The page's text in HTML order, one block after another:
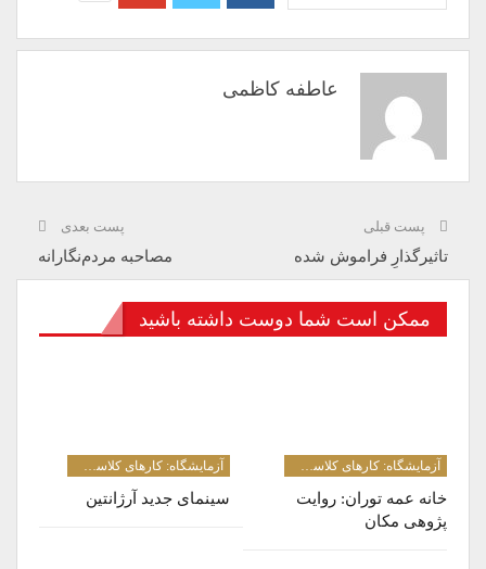
عاطفه کاظمی
پست قبلی
تاثیرگذارِ فراموش شده
پست بعدی
مصاحبه مردم‌نگارانه
ممکن است شما دوست داشته باشید
آزمایشگاه: کارهای کلاسی دانشجویان کارشناسی ارشد و دکترا
خانه عمه توران: روایت­‌
پژوهی مکان
آزمایشگاه: کارهای کلاسی دانشجویان کارشناسی ارشد و دکترا
سینمای جدید آرژانتین